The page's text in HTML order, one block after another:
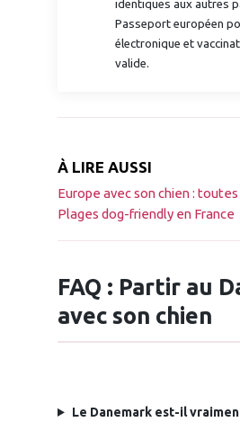
identiques aux autres
Passeport européen
électronique et
valide.
À LIRE AUSSI
Europe avec son chien :
Plages dog-friendly en France
FAQ : Partir au
avec son chien
Le Danemark est-il